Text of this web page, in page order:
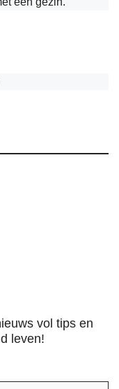
vol tips en
leven!